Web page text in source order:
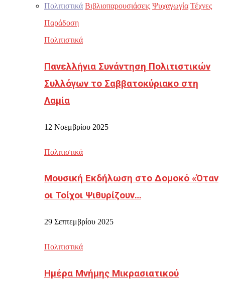
Πολιτιστικά Βιβλιοπαρουσιάσεις Ψυχαγωγία Τέχνες
Παράδοση
Πολιτιστικά
Πανελλήνια Συνάντηση Πολιτιστικών
Συλλόγων το Σαββατοκύριακο στη
Λαμία
12 Νοεμβρίου 2025
Πολιτιστικά
Μουσική Εκδήλωση στο Δομοκό «Όταν
οι Τοίχοι Ψιθυρίζουν…
29 Σεπτεμβρίου 2025
Πολιτιστικά
Ημέρα Μνήμης Μικρασιατικού